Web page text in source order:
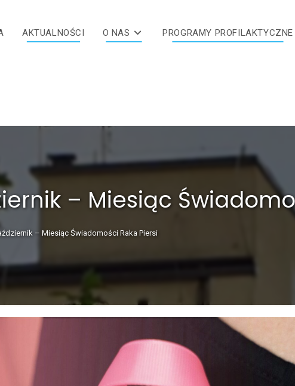
AKTUALNOŚCI O NAS PROGRAMY PROFILAKTYCZNE
– Miesiąc
– Miesiąc Świadomości Raka Piersi